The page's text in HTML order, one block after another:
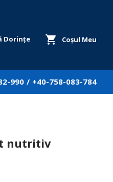
Coșul Meu
Dorințe
990 / +40-758-083-784
nutritiv